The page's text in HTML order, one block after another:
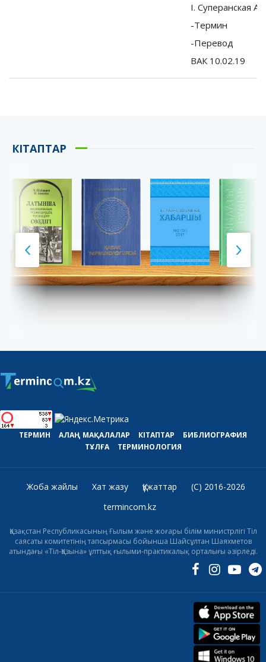
I. Суперанская
-Термин
-Перевод
ВАК 10.02.19
КІТАПТАР
ТЕРМИН АЛАҢ МАҚАЛАЛАР КІТАПТАР
БИБЛИОГРАФИЯ
ТҰЛҒА
ТЕРМИНОЛОГИЯ
Жоба жайлы Хат жазу Құжаттар
(C) 2016-2026
termincom.kz
Қазақстан Республикасының Ғылым және жоғары білім министрлігі Тіл
саясаты комитетінің тапсырмасы бойынша Шайсұлтан Шаяхметов
атындағы «Тіл-Қазына» ұлттық ғылыми-практикалық орталығы әзірледі.